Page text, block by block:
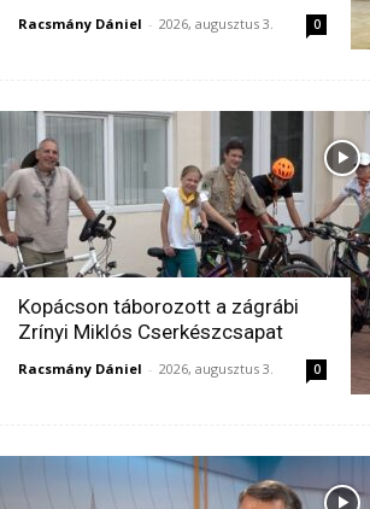
Racsmány Dániel - 2026, augusztus 3. 0
Kopácson táborozott a zágrábi
Zrínyi Miklós Cserkészcsapat
Racsmány Dániel - 2026, augusztus 3. 0